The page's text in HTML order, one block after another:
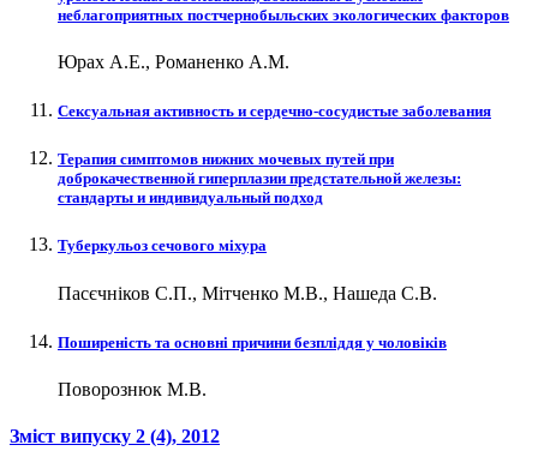
неблагоприятных постчернобыльских экологических факторов
Юрах А.Е., Романенко А.М.
Сексуальная активность и сердечно‑сосудистые заболевания
Терапия симптомов нижних мочевых путей при
доброкачественной гиперплазии предстательной железы:
стандарты и индивидуальный подход
Туберкульоз сечового міхура
Пасєчніков С.П., Мітченко М.В., Нашеда С.В.
Поширеність та основні причини безпліддя у чоловіків
Поворознюк М.В.
Зміст випуску 2 (4), 2012